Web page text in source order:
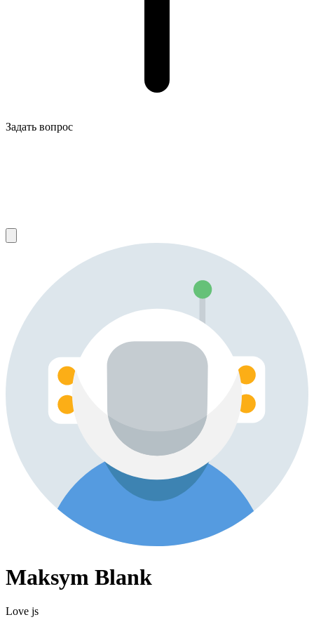
Задать вопрос
Maksym Blank
Love js